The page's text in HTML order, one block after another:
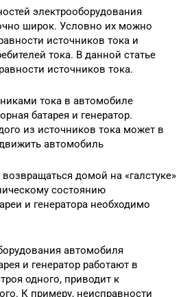
электрооборудования
широк. Условно их можно
источников тока и
тока. В данной статье
источников тока.
тока в автомобиле
батарея и генератор.
из источников тока может в
автомобиль
домой на «галстуке»
состоянию
и генератора необходимо
автомобиля
и генератор работают в
одного, приводит к
К примеру, неисправности